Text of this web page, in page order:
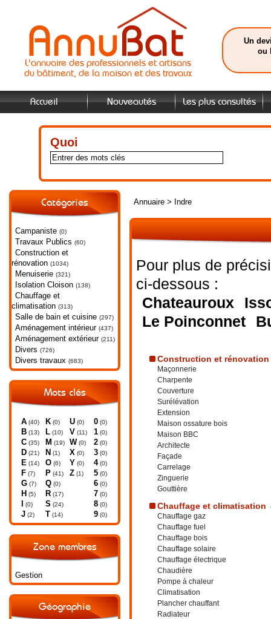
L'annuaire des professionnels et artisans
du bâtiment, de la maison et des travaux
Un
ou
Accueil Nouveautés Les plus consultés
Quoi
Catégories
Campaniste (0)
Travaux Publics (60)
Construction et
rénovation (1034)
Menuiserie (321)
Isolation Cloison (138)
Chauffage et
climatisation (313)
Salle de bain et cuisine (297)
Aménagement intérieur (437)
Aménagement extérieur (211)
Divers (726)
Divers travaux (683)
Mots clés
A (40)
B (13)
C (35)
D (21)
E (14)
F (7)
G (7)
H (5)
(0)
J (2)
K (0)
L (10)
M (19)
N (1)
O (6)
P (41)
Q (0)
R (17)
S (24)
T (14)
U (0)
V (11)
W (0)
X (0)
Y (0)
Z (1)
0 (0)
1 (0)
2 (0)
3 (0)
4(0)
5 (0)
6 (0)
7 (0)
8 (0)
9 (0)
Zone membres
Gestion
Géographie
Annuaire > Indre
Pour plus de
ci-dessous :
Chateauroux
Le Poinconnet
Construction et rénovation
Maçonnerie
Charpente
Couverture
Surélévation
Extension
Maison ossature bois
Maison BBC
Architecte
Façade
Carrelage
Zinguerie
Gouttière
Chauffage et climatisation
Chauffage gaz
Chauffage fuel
Chauffage bois
Chauffage solaire
Chauffage électrique
Chaudière
Pompe à chaleur
Climatisation
Plancher chauffant
Radiateur